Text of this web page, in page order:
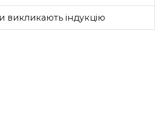
викликають індукцію